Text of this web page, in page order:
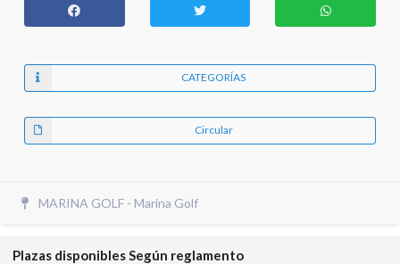
CATEGORÍAS
Circular
MARINA GOLF - Marina Golf
Plazas disponibles Según reglamento